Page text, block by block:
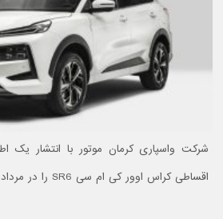
شرکت واسپاری کرمان موتور با انتشار یک
اقساطی کراس اوور کی ام سی SR6 را در مرداد 1405 اعلام کرد.